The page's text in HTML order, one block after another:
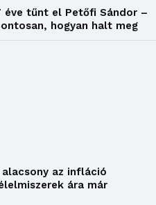
éve tűnt el Petőfi Sándor –
hogyan halt meg
az infláció
ára már